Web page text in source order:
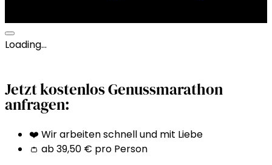
Loading…
Jetzt kostenlos Genussmarathon
anfragen:
❤️ Wir arbeiten schnell und mit Liebe
👛 ab 39,50 € pro Person